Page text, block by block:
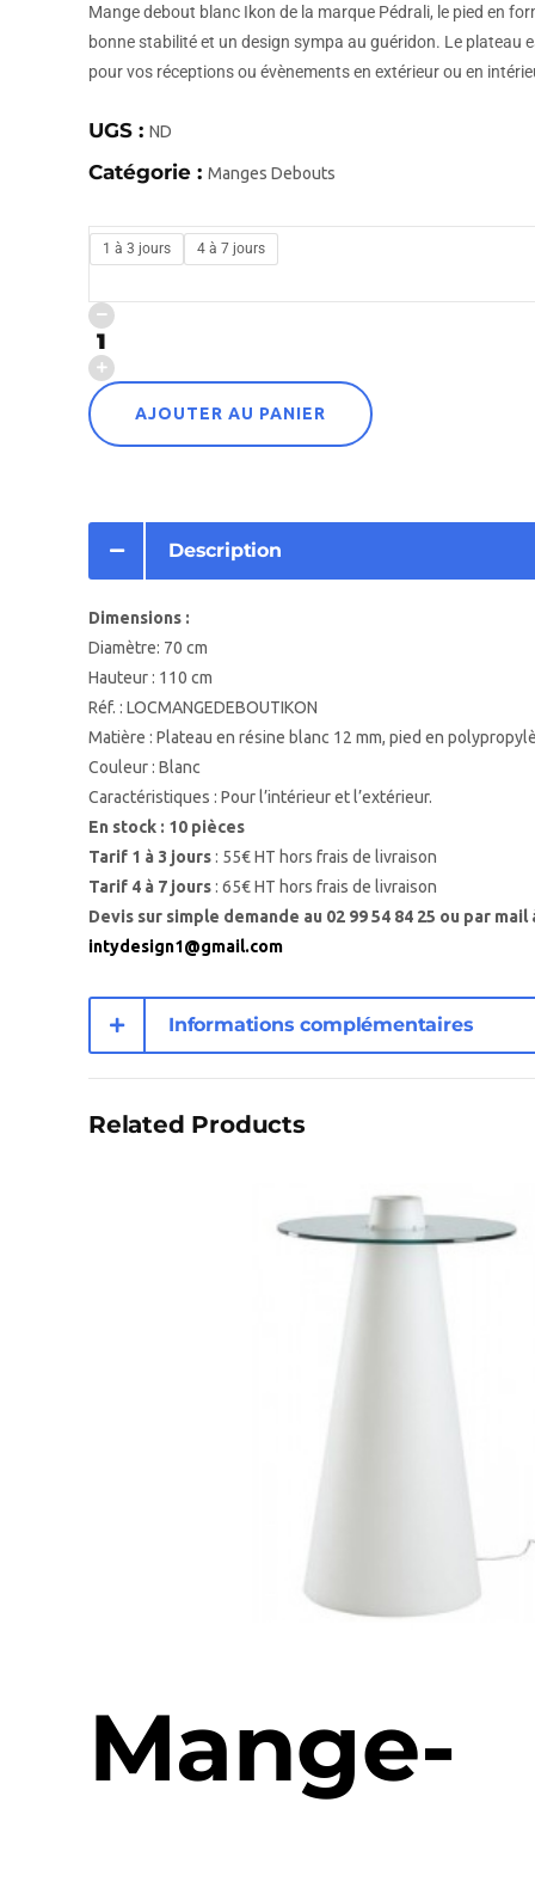
Mange debout blanc Ikon de la marque Pédrali, le pied en
bonne stabilité et un design sympa au guéridon. Le plateau
pour vos réceptions ou évènements en extérieur ou en
UGS : ND
Catégorie : Manges Debouts
1 à 3 jours 4 à 7 jours
AJOUTER AU PANIER
Description
Dimensions :
Diamètre: 70 cm
Hauteur : 110 cm
Réf. : LOCMANGEDEBOUTIKON
Matière : Plateau en résine blanc 12 mm, pied en
Couleur : Blanc
Caractéristiques : Pour l’intérieur et l’extérieur.
En stock : 10 pièces
Tarif 1 à 3 jours : 55€ HT hors frais de livraison
Tarif 4 à 7 jours : 65€ HT hors frais de livraison
Devis sur simple demande au 02 99 54 84 25 ou par mail
intydesign1@gmail.com
Informations complémentaires
Related Products
Mange-